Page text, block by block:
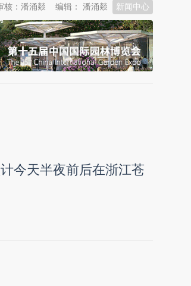
新闻中心
编辑： 潘涌燚
核：潘涌燚
今天半夜前后在浙江苍